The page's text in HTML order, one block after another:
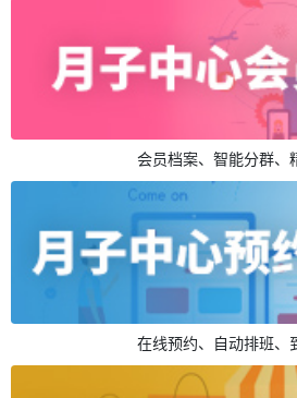
会员档案、智能分群、
在线预约、自动排班、